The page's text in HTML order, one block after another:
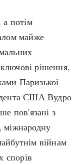
а потім
майже
рішення,
Паризької
США Вудро
пов'язані з
міжнародну
війнам
спорів